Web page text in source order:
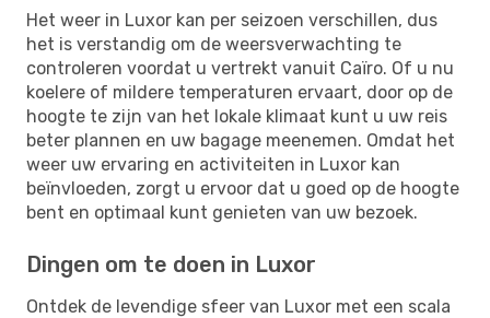
Het weer in Luxor kan per seizoen verschillen, dus
het is verstandig om de weersverwachting te
controleren voordat u vertrekt vanuit Caïro. Of u nu
koelere of mildere temperaturen ervaart, door op de
hoogte te zijn van het lokale klimaat kunt u uw reis
beter plannen en uw bagage meenemen. Omdat het
weer uw ervaring en activiteiten in Luxor kan
beïnvloeden, zorgt u ervoor dat u goed op de hoogte
bent en optimaal kunt genieten van uw bezoek.
Dingen om te doen in Luxor
Ontdek de levendige sfeer van Luxor met een scala